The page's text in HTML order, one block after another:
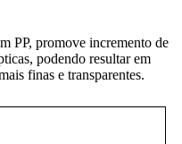
PP, promove incremento de
podendo resultar em
finas e transparentes.